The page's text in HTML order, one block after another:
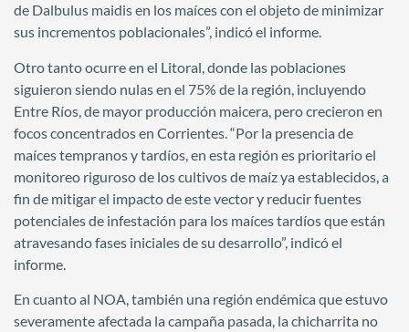
de Dalbulus maidis en los maíces con el objeto de minimizar
sus incrementos poblacionales”, indicó el informe.
Otro tanto ocurre en el Litoral, donde las poblaciones
siguieron siendo nulas en el 75% de la región, incluyendo
Entre Ríos, de mayor producción maicera, pero crecieron en
focos concentrados en Corrientes. “Por la presencia de
maíces tempranos y tardíos, en esta región es prioritario el
monitoreo riguroso de los cultivos de maíz ya establecidos, a
fin de mitigar el impacto de este vector y reducir fuentes
potenciales de infestación para los maíces tardíos que están
atravesando fases iniciales de su desarrollo”, indicó el
informe.
En cuanto al NOA, también una región endémica que estuvo
severamente afectada la campaña pasada, la chicharrita no